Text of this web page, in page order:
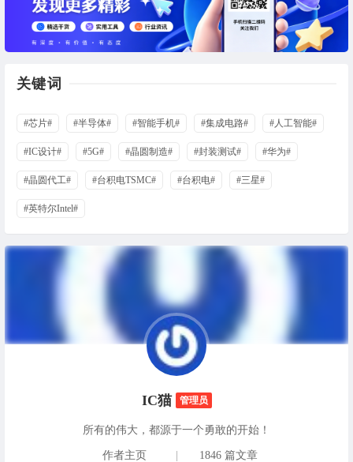
关键词
#芯片# #半导体# #智能手机# #集成电路# #人工智能#
#IC设计# #5G# #晶圆制造# #封装测试# #华为#
#晶圆代工# #台积电TSMC# #台积电# #三星#
#英特尔Intel#
IC猫 管理员
所有的伟大，都源于一个勇敢的开始！
作者主页 1846 篇文章